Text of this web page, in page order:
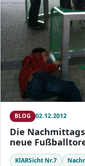
BLOG 02.12.2012
Die
neue
KlARSicht Nr.7